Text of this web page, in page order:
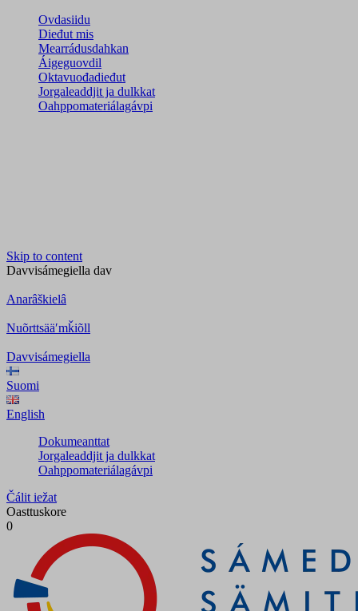
Ovdasiidu
Dieđut mis
Mearrádusdahkan
Áigeguovdil
Oktavuođadieđut
Jorgaleaddjit ja dulkkat
Oahppomateriálagávpi
Skip to content
Davvisámegiella dav
Anarâškielâ
Nuõrttsääʹmǩiõll
Davvisámegiella
Suomi
English
Dokumeanttat
Jorgaleaddjit ja dulkkat
Oahppomateriálagávpi
Čálit iežat
Oasttuskore
0